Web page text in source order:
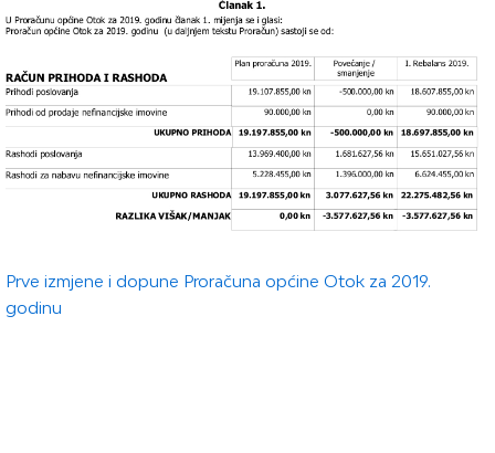
Prve izmjene i dopune Proračuna općine Otok za 2019.
godinu